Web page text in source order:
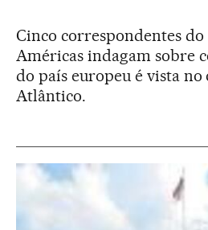
Cinco correspondentes do
Américas indagam sobre
do país europeu é vista
Atlântico.